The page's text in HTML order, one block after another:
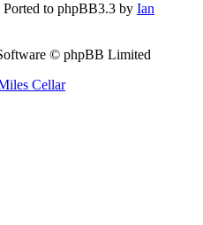
to phpBB3.3 by Ian
© phpBB Limited
Cellar